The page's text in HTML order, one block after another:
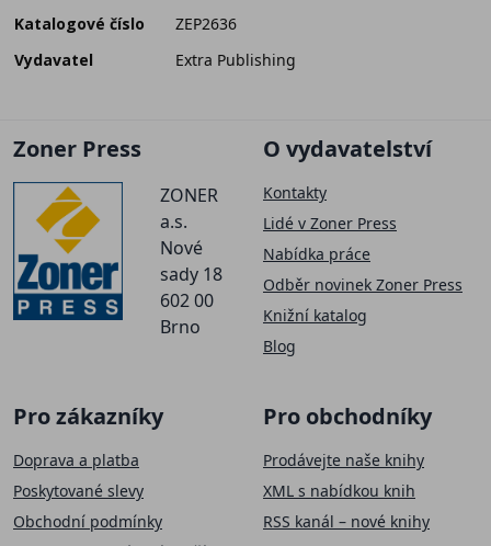
Katalogové číslo
ZEP2636
Vydavatel
Extra Publishing
Zoner Press
ZONER
a.s.
Nové
sady 18
602 00
Brno
O vydavatelství
Kontakty
Lidé v Zoner Press
Nabídka práce
Odběr novinek Zoner Press
Knižní katalog
Blog
Pro zákazníky
Doprava a platba
Poskytované slevy
Obchodní podmínky
Pro obchodníky
Prodávejte naše knihy
XML s nabídkou knih
RSS kanál – nové knihy